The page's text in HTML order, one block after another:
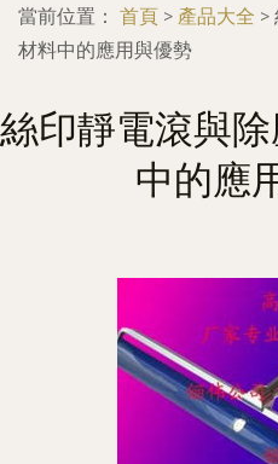
當前位置： 首頁 > 產品大全 >
材料中的應用與優勢
絲印靜電滾與
中的應